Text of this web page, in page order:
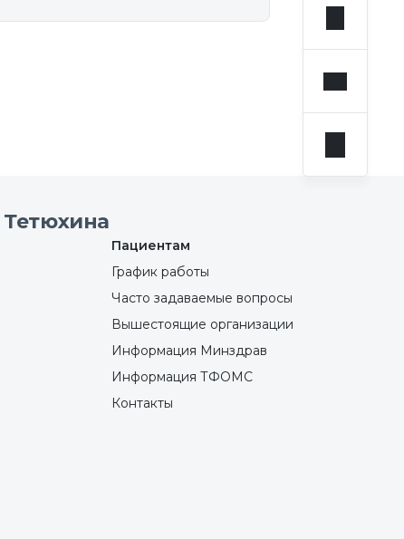
Пациентам
График работы
Часто задаваемые вопросы
Вышестоящие организации
Информация Минздрав
Информация ТФОМС
Контакты